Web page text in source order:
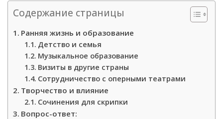
Содержание страницы
Ранняя жизнь и образование
Детство и семья
Музыкальное образование
Визиты в другие страны
Сотрудничество с оперными театрами
Творчество и влияние
Сочинения для скрипки
Вопрос-ответ: